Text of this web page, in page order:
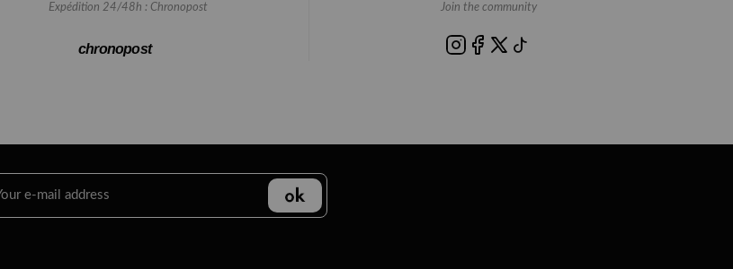
Expédition 24/48h : Chronopost
chronopost
Join the community